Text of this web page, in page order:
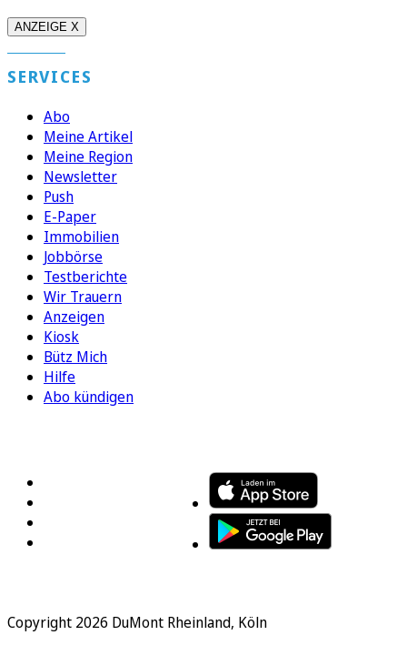
ANZEIGE X
SERVICES
Abo
Meine Artikel
Meine Region
Newsletter
Push
E-Paper
Immobilien
Jobbörse
Testberichte
Wir Trauern
Anzeigen
Kiosk
Bütz Mich
Hilfe
Abo kündigen
Copyright 2026 DuMont Rheinland, Köln